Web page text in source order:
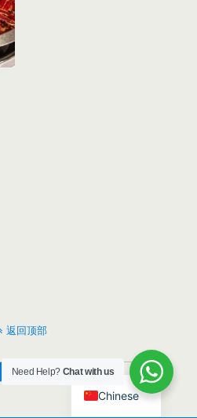
返回顶部
桌面
Need Help? Chat with us
Chinese